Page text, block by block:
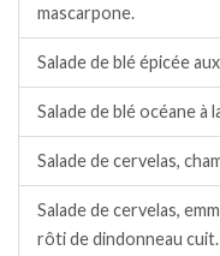
mascarpone.
Salade de blé épicée
Salade de blé océane à
Salade de cervelas,
Salade de cervelas,
rôti de dindonneau cuit.